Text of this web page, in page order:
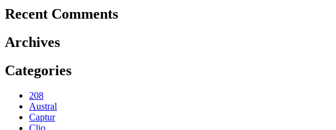
Recent Comments
Archives
Categories
208
Austral
Captur